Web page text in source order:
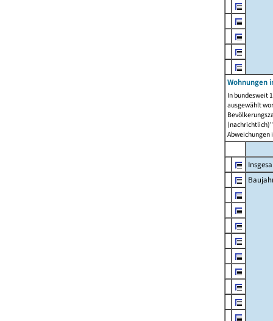
Wohnungen
In bundesweit
ausgewählt
Abweichungen